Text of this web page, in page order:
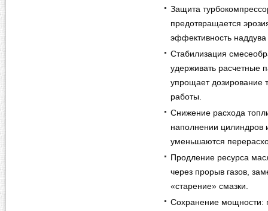
Защита
предотвращается
эффективность
Стабилизация
удерживать расчетные
упрощает дозирование
работы.
Снижение расхода
наполнении цилиндров
уменьшаются
Продление ресурса
через прорыв газов,
«старение» смазки.
Сохранение мощности: